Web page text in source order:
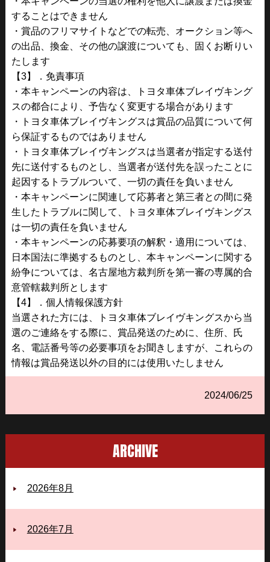
することはできません
・賞品のフリマサイトなどでの転売、オークション等へ
の出品、換金、その他の譲渡についても、固くお断りい
たします
【3】．免責事項
・本キャンペーンの内容は、トヨタ車体ブレイヴキング
スの都合により、予告なく変更する場合があります
・トヨタ車体ブレイヴキングスは賞品の品質について何
ら保証するものではありません
・トヨタ車体ブレイヴキングスは当選者が指定する送付
先に送付するものとし、当選者が送付先を誤ったことに
起因するトラブルついて、一切の責任を負いません
・本キャンペーンに関連して応募者と第三者との間に発
生したトラブルに関して、トヨタ車体ブレイヴキングス
は一切の責任を負いません
・本キャンペーンの応募要項の解釈・適用については、
日本国法に準拠するものとし、本キャンペーンに関する
紛争については、名古屋地方裁判所を第一審の専属的合
意管轄裁判所とします
【4】．個人情報保護方針
当選された方には、トヨタ車体ブレイヴキングスから当
選のご連絡をする際に、賞品発送のために、住所、氏
名、電話番号等の必要事項をお聞きしますが、これらの
情報は賞品発送以外の目的には使用いたしません
2024/06/25
ARCHIVE
2026年8月
2026年7月